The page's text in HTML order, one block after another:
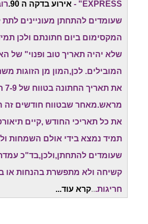
EXPRESS" -
אירוע בדקה ה 90.
שעומדים להתחתן מעוניינים
המקסימום ביום חתונתם ולכן
שלא יהיה תאריך טוב ופנוי" של
המובילים. לכן,המון מן הזוגות
מראש.מאחר שבטווח חודשים זה
את כל תאריכי החודש ,קיים
תמיד נמצא בידי אולם השמחות
שעומדים להתחתן,ולכן,בד"כ
קשיחה ולא מתפשרת בהנחות או
חריגות...קרא עוד...